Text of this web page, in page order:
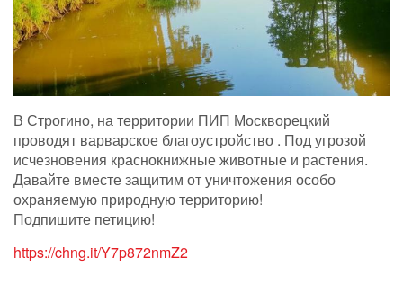
В Строгино, на территории ПИП Москворецкий
проводят варварское благоустройство . Под угрозой
исчезновения краснокнижные животные и растения.
Давайте вместе защитим от уничтожения особо
охраняемую природную территорию!
Подпишите петицию!
https://chng.it/Y7p872nmZ2